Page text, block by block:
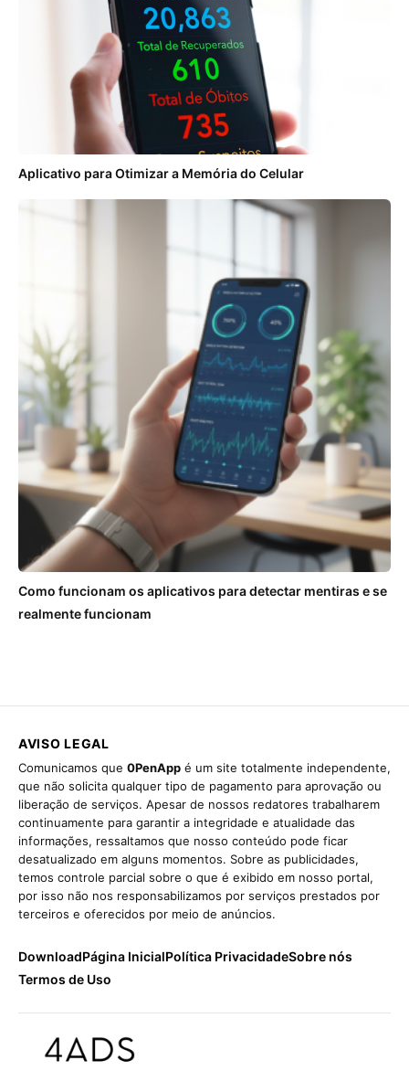
Aplicativo para Otimizar a Memória do Celular
Como funcionam os aplicativos para detectar mentiras e se
realmente funcionam
AVISO LEGAL
Comunicamos que 0PenApp é um site totalmente independente,
que não solicita qualquer tipo de pagamento para aprovação ou
liberação de serviços. Apesar de nossos redatores trabalharem
continuamente para garantir a integridade e atualidade das
informações, ressaltamos que nosso conteúdo pode ficar
desatualizado em alguns momentos. Sobre as publicidades,
temos controle parcial sobre o que é exibido em nosso portal,
por isso não nos responsabilizamos por serviços prestados por
terceiros e oferecidos por meio de anúncios.
DownloadPágina InicialPolítica PrivacidadeSobre nós
Termos de Uso